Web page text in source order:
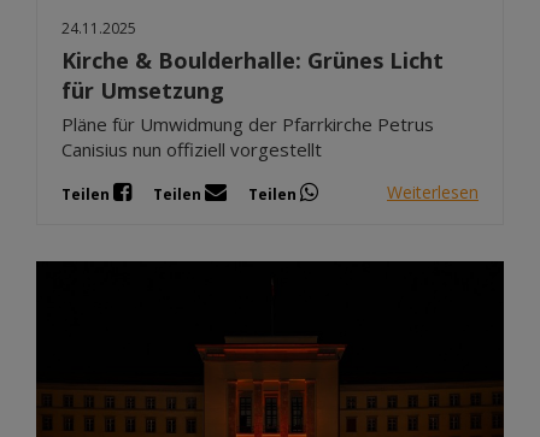
24.11.2025
Kirche & Boulderhalle: Grünes Licht
für Umsetzung
Pläne für Umwidmung der Pfarrkirche Petrus
Canisius nun offiziell vorgestellt
Teilen Teilen Teilen Weiterlesen